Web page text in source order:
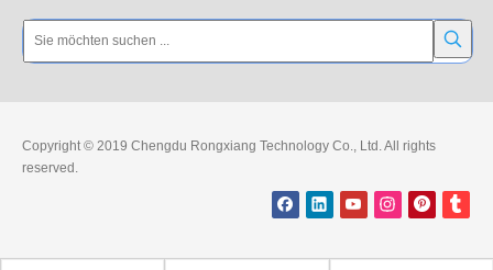
Copyright © 2019 Chengdu Rongxiang Technology Co., Ltd. All rights
reserved.